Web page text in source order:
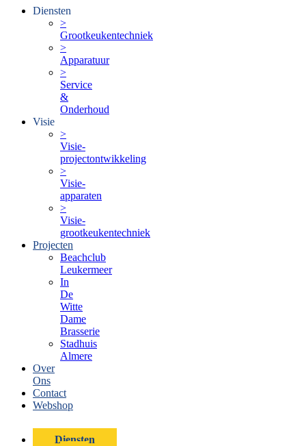
Diensten
>
Grootkeukentechniek
>
Apparatuur
>
Service
&
Onderhoud
Visie
>
Visie-
projectontwikkeling
>
Visie-
apparaten
>
Visie-
grootkeukentechniek
Projecten
Beachclub
Leukermeer
In
De
Witte
Dame
Brasserie
Stadhuis
Almere
Over
Ons
Contact
Webshop
Diensten